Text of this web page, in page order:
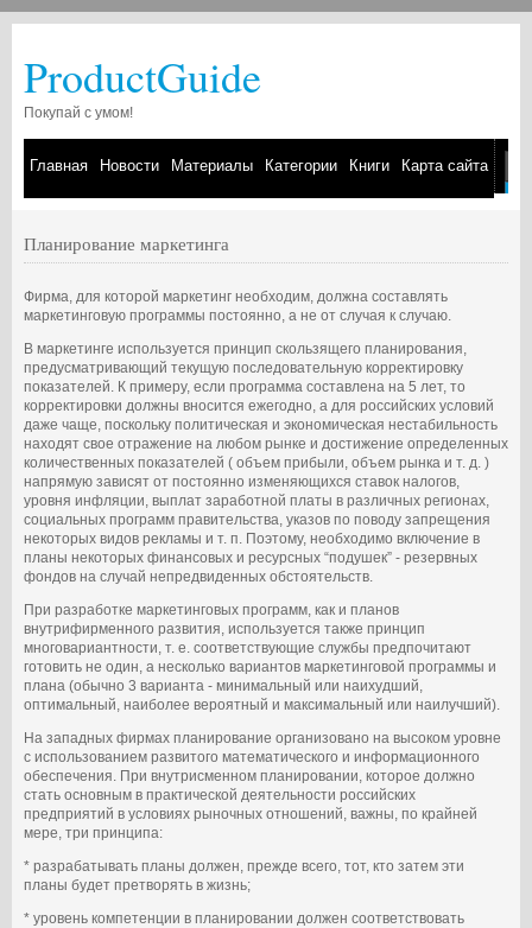
ProductGuide
Покупай с умом!
Главная Новости Материалы Категории Книги Карта сайта
Планирование маркетинга
Фирма, для которой маркетинг необходим, должна составлять
маркетинговую программы постоянно, а не от случая к случаю.
В маркетинге используется принцип скользящего планирования,
предусматривающий текущую последовательную корректировку
показателей. К примеру, если программа составлена на 5 лет, то
корректировки должны вносится ежегодно, а для российских условий
даже чаще, поскольку политическая и экономическая нестабильность
находят свое отражение на любом рынке и достижение определенных
количественных показателей ( объем прибыли, объем рынка и т. д. )
напрямую зависят от постоянно изменяющихся ставок налогов,
уровня инфляции, выплат заработной платы в различных регионах,
социальных программ правительства, указов по поводу запрещения
некоторых видов рекламы и т. п. Поэтому, необходимо включение в
планы некоторых финансовых и ресурсных “подушек” - резервных
фондов на случай непредвиденных обстоятельств.
При разработке маркетинговых программ, как и планов
внутрифирменного развития, используется также принцип
многовариантности, т. е. соответствующие службы предпочитают
готовить не один, а несколько вариантов маркетинговой программы и
плана (обычно 3 варианта - минимальный или наихудший,
оптимальный, наиболее вероятный и максимальный или наилучший).
На западных фирмах планирование организовано на высоком уровне
с использованием развитого математического и информационного
обеспечения. При внутрисменном планировании, которое должно
стать основным в практической деятельности российских
предприятий в условиях рыночных отношений, важны, по крайней
мере, три принципа:
* разрабатывать планы должен, прежде всего, тот, кто затем эти
планы будет претворять в жизнь;
* уровень компетенции в планировании должен соответствовать